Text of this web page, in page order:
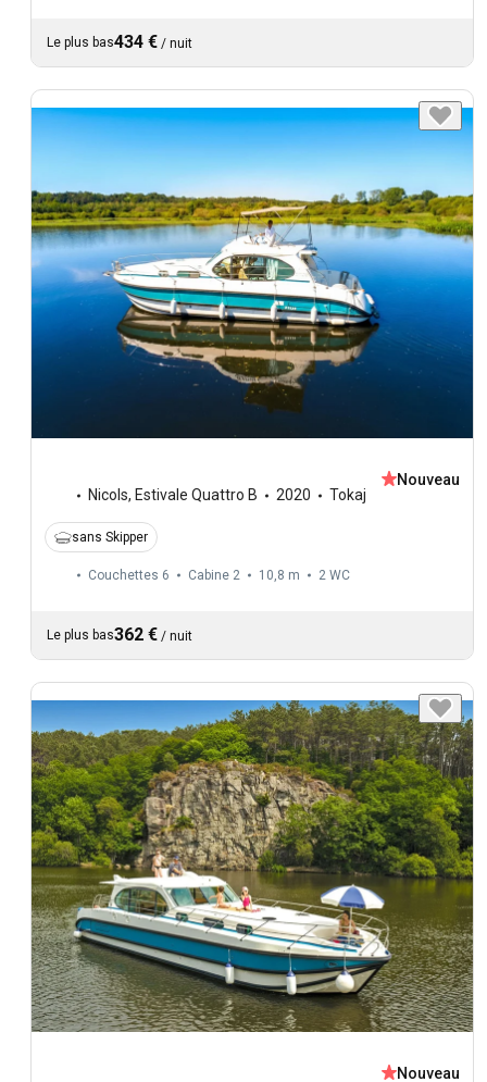
Le plus bas434 € / nuit
Nicols, Estivale Quattro B 2020 Tokaj
Nouveau
sans Skipper
Couchettes 6 Cabine 2 10,8 m 2 WC
Le plus bas362 € / nuit
Nouveau